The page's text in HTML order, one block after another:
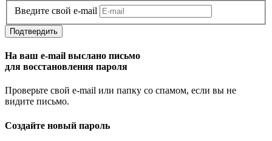
Введите свой e-mail
Подтвердить
На ваш e-mail выслано письмо
для восстановления пароля
Проверьте свой e-mail или папку со спамом, если вы не
видите письмо.
Создайте новый пароль